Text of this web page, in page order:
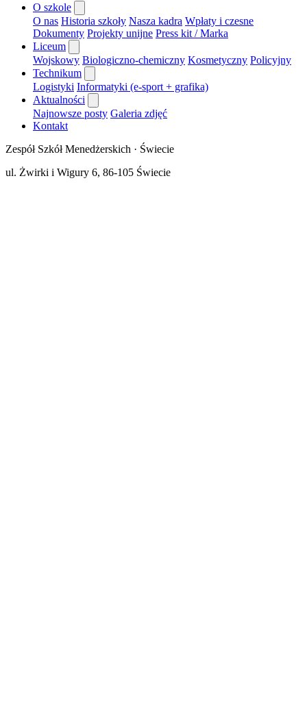
O szkole
O nas Historia szkoły Nasza kadra Wpłaty i czesne
Dokumenty Projekty unijne Press kit / Marka
Liceum
Wojskowy Biologiczno-chemiczny Kosmetyczny Policyjny
Technikum
Logistyki Informatyki (e-sport + grafika)
Aktualności
Najnowsze posty Galeria zdjęć
Kontakt
Zespół Szkół Menedżerskich · Świecie
ul. Żwirki i Wigury 6, 86-105 Świecie